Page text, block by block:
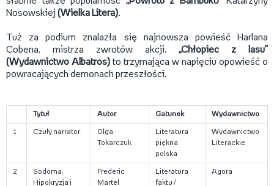
Nosowskiej (Wielka Litera).
Tuż za podium znalazła się najnowsza powieść Harlana
Cobena, mistrza zwrotów akcji.„Chłopiec z lasu”
(Wydawnictwo Albatros) to trzymająca w napięciu opowieść o
powracających demonach przeszłości.
Tytuł Autor Gatunek Wydawnictwo
1 Czuły narrator
Olga
Tokarczuk
Literatura
piękna
polska
Wydawnictwo
Literackie
2
Sodoma.
Hipokryzja i
Frederic
Martel
Literatura
faktu /
Agora